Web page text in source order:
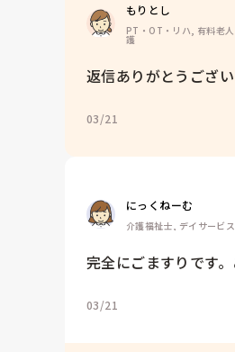
もりとし
PT・OT・リハ, 有料老
護
返信ありがとうござい
03/21
にっくねーむ
介護福祉士, デイサービス
完全にごますりです
03/21